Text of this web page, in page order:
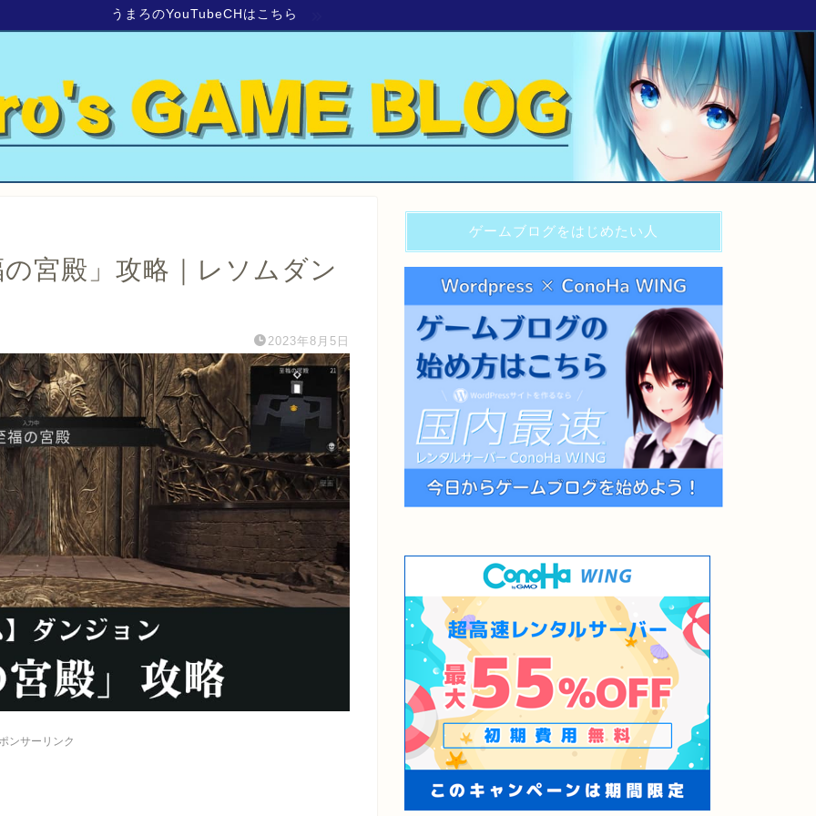
うまろのYouTubeCHはこちら
宮殿」攻略｜レソムダン
2023年8月5日
ンサーリンク
ゲームブログをはじめたい人